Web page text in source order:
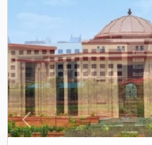
Previous